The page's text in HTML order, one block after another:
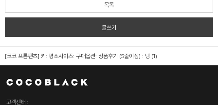
목록
글쓰기
[코코 프롬팬츠] 키: 평소사이즈: 구매옵션: 상품후기 (5줄이상) : 넹 (1)
고객센터 :